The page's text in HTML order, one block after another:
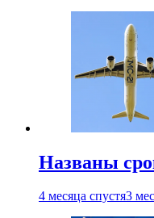
Названы
4 месяца спустя3